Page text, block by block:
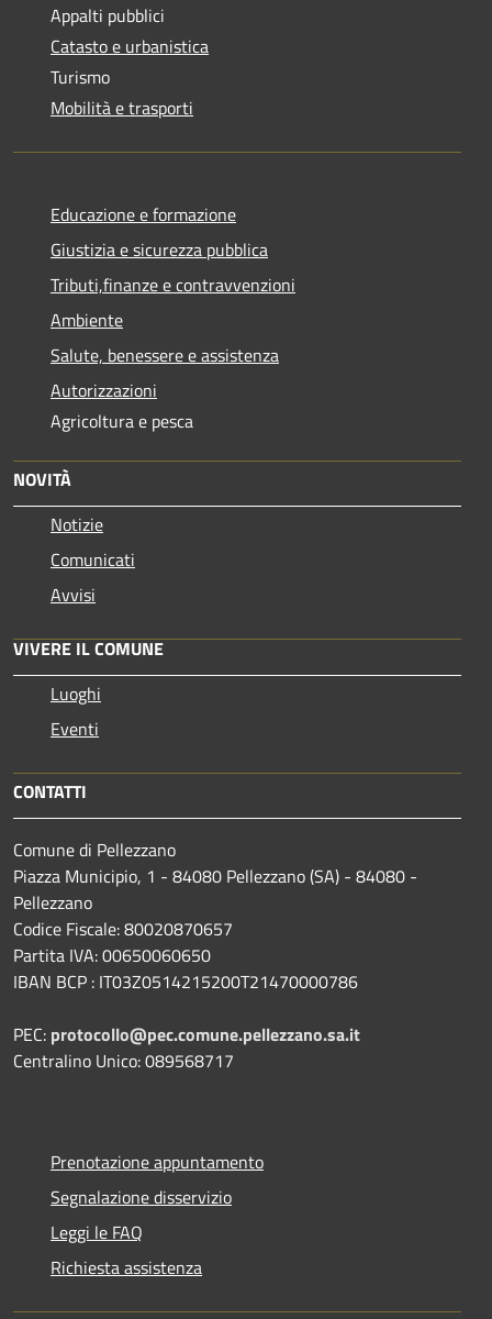
Appalti pubblici
Catasto e urbanistica
Turismo
Mobilità e trasporti
Educazione e formazione
Giustizia e sicurezza pubblica
Tributi,finanze e contravvenzioni
Ambiente
Salute, benessere e assistenza
Autorizzazioni
Agricoltura e pesca
NOVITÀ
Notizie
Comunicati
Avvisi
VIVERE IL COMUNE
Luoghi
Eventi
CONTATTI
Comune di Pellezzano
Piazza Municipio, 1 - 84080 Pellezzano (SA) - 84080 -
Pellezzano
Codice Fiscale: 80020870657
Partita IVA: 00650060650
IBAN BCP : IT03Z0514215200T21470000786
PEC: protocollo@pec.comune.pellezzano.sa.it
Centralino Unico: 089568717
Prenotazione appuntamento
Segnalazione disservizio
Leggi le FAQ
Richiesta assistenza